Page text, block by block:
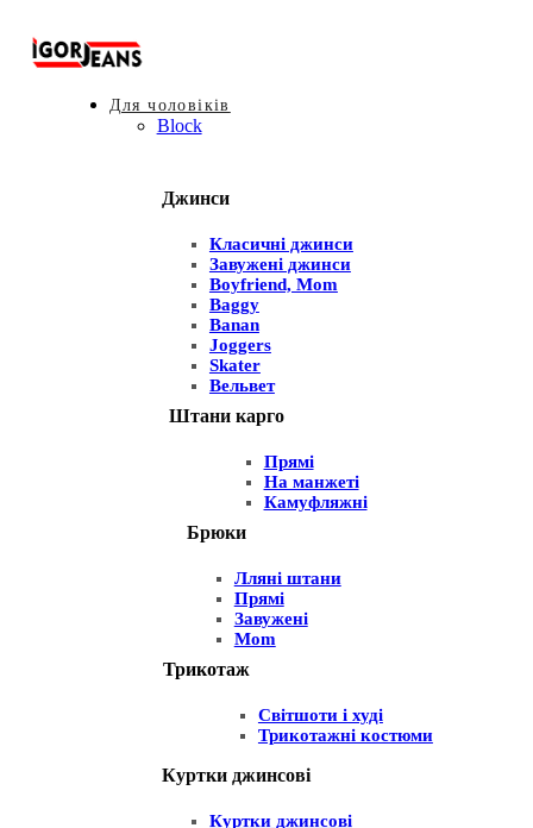
Для чоловіків
Block
Джинси
Класичні джинси
Завужені джинси
Boyfriend, Mom
Baggy
Banan
Joggers
Skater
Вельвет
Штани карго
Прямі
На манжеті
Камуфляжні
Брюки
Лляні штани
Прямі
Завужені
Mom
Трикотаж
Світшоти і худі
Трикотажні костюми
Куртки джинсові
Куртки джинсові